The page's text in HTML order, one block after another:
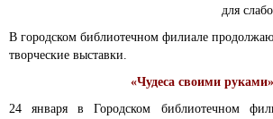
для
В городском библиотечном филиале
творческие выставки.
«Чудеса своими руками»
24 января в Городском библиотечном